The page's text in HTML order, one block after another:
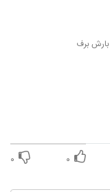
بارش برف
۰ ۰